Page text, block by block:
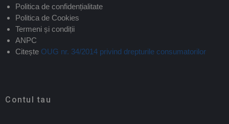
Politica de confidențialitate
Politica de Cookies
Termeni și condiții
ANPC
Citește OUG nr. 34/2014 privind drepturile consumatorilor
Contul tau